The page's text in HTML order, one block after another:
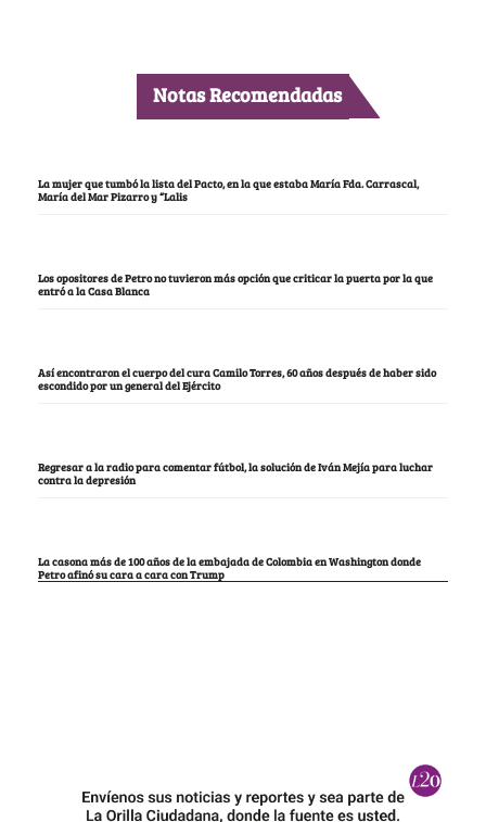
Notas Recomendadas
La mujer que tumbó la lista del Pacto, en la que estaba María Fda. Carrascal,
María del Mar Pizarro y “Lalis
Los opositores de Petro no tuvieron más opción que criticar la puerta por la que
entró a la Casa Blanca
Así encontraron el cuerpo del cura Camilo Torres, 60 años después de haber sido
escondido por un general del Ejército
Regresar a la radio para comentar fútbol, la solución de Iván Mejía para luchar
contra la depresión
La casona más de 100 años de la embajada de Colombia en Washington donde
Petro afinó su cara a cara con Trump